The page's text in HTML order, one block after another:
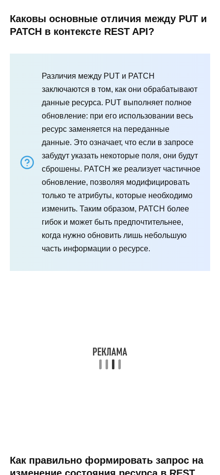
Каковы основные отличия между PUT и
PATCH в контексте REST API?
Различия между PUT и PATCH
заключаются в том, как они обрабатывают
данные ресурса. PUT выполняет полное
обновление: при его использовании весь
ресурс заменяется на переданные
данные. Это означает, что если в запросе
забудут указать некоторые поля, они будут
сброшены. PATCH же реализует частичное
обновление, позволяя модифицировать
только те атрибуты, которые необходимо
изменить. Таким образом, PATCH более
гибок и может быть предпочтительнее,
когда нужно обновить лишь небольшую
часть информации о ресурсе.
Как правильно формировать запрос на